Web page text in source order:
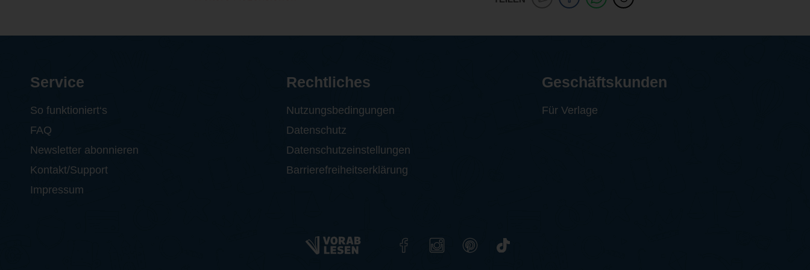
Service
So funktioniert‘s
FAQ
Newsletter abonnieren
Kontakt/Support
Impressum
Rechtliches
Nutzungsbedingungen
Datenschutz
Datenschutzeinstellungen
Barrierefreiheitserklärung
Geschäftskunden
Für Verlage